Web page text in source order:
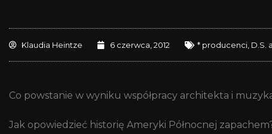
Klaudia Heintze 6 czerwca, 2012 * producenci D.S.
Co powstanie w wyniku współpracy architekta i
Jak opowiedzieć historię Ameryki Północnej